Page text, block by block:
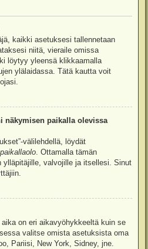
kaikki asetuksesi tallennetaan
niitä, vieraile omissa
löytyy yleensä klikkaamalla
ylälaidassa. Tätä kautta voit
näkymisen paikalla olevissa
välilehdellä, löydät
. Ottamalla tämän
ylläpitäjille, valvojille ja itsellesi. Sinut
on eri aikavyöhykkeeltä kuin se
valitse omista asetuksista oma
Pariisi, New York, Sidney, jne.